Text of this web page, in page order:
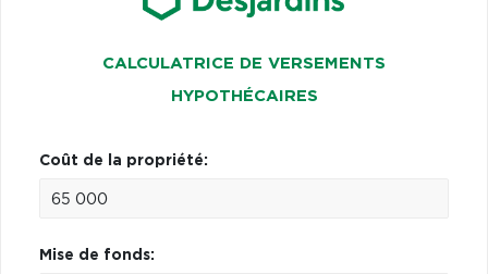
CALCULATRICE DE VERSEMENTS
HYPOTHÉCAIRES
Coût de la propriété:
Mise de fonds: